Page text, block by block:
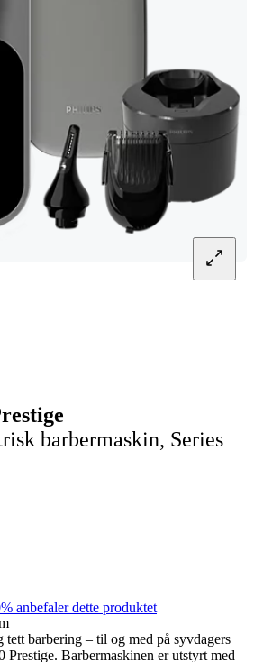
barbermaskin, Series
anbefaler dette produktet
barbering – til og med på syvdagers
Prestige. Barbermaskinen er utstyrt med